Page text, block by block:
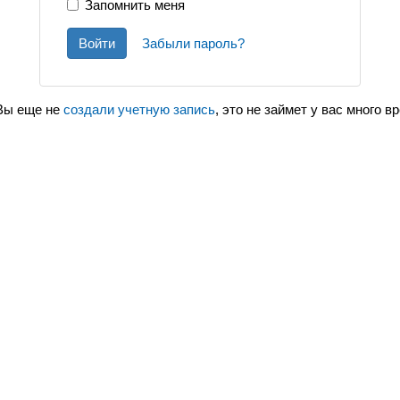
Запомнить меня
Войти Забыли пароль?
еще не создали учетную запись, это не займет у вас много